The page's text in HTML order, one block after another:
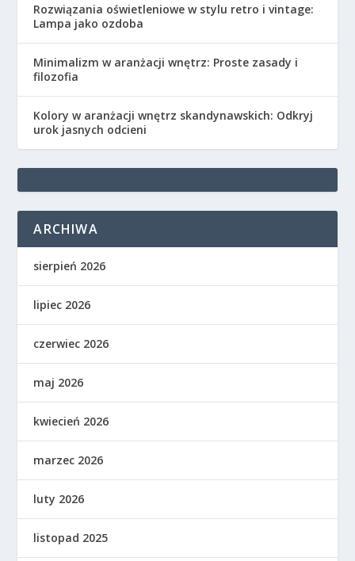
Rozwiązania oświetleniowe w stylu retro i vintage:
Lampa jako ozdoba
Minimalizm w aranżacji wnętrz: Proste zasady i
filozofia
Kolory w aranżacji wnętrz skandynawskich: Odkryj
urok jasnych odcieni
ARCHIWA
sierpień 2026
lipiec 2026
czerwiec 2026
maj 2026
kwiecień 2026
marzec 2026
luty 2026
listopad 2025